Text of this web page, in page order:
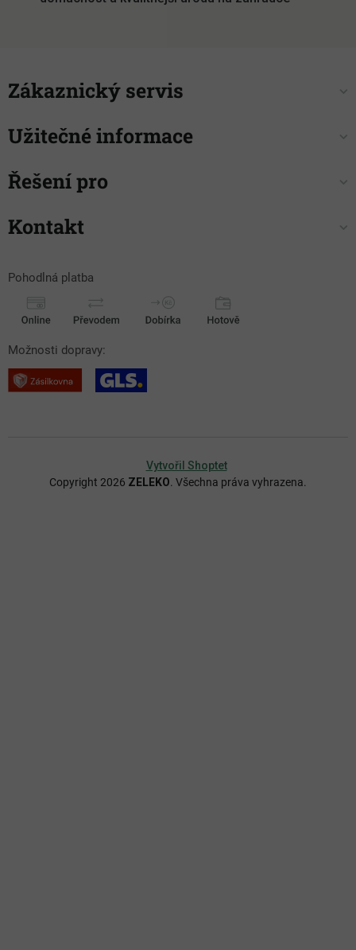
Zákaznický servis
Užitečné informace
Řešení pro
Kontakt
Pohodlná platba
Možnosti dopravy:
Vytvořil Shoptet
Copyright 2026 ZELEKO. Všechna práva vyhrazena.